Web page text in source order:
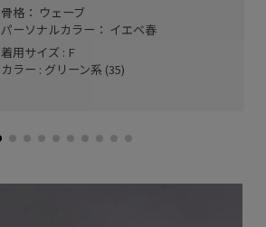
骨格： ウェーブ
パーソナルカラー： イエベ春
着用サイズ : F
カラー : グリーン系 (35)